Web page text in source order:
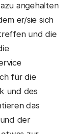
angehalten
er/sie sich
und die
für die
und des
das
der